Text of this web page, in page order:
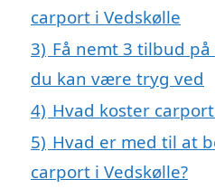
carport i Vedskølle
3) Få nemt 3 tilbud
du kan være tryg ved
4) Hvad koster
5) Hvad er med til at
carport i Vedskølle?